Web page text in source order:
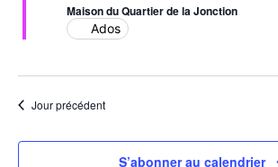
Maison du Quartier de la Jonction
Ados
Jour précédent
S’abonner au calendrier